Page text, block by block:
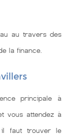
au travers des
la finance.
principale à
vous attendez à
il faut trouver le